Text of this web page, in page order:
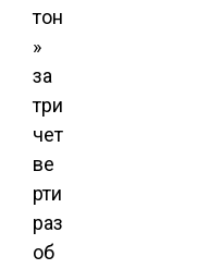
тон
»
за
три
чет
ве
рти
раз
об